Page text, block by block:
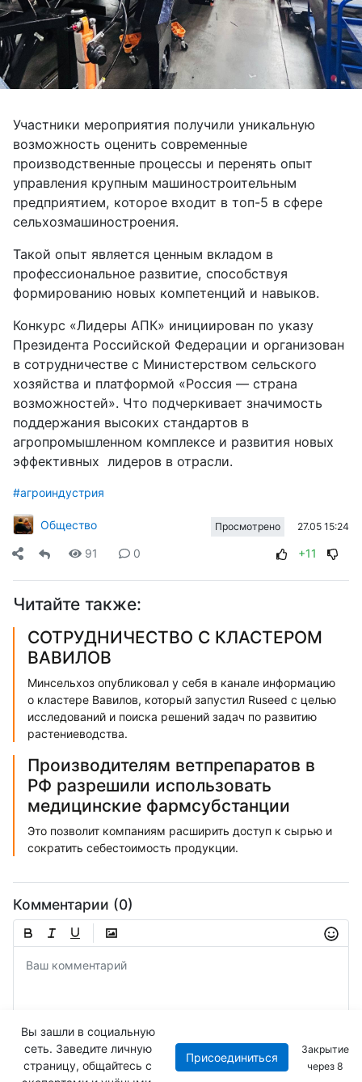
Участники мероприятия получили уникальную
возможность оценить современные
производственные процессы и перенять опыт
управления крупным машиностроительным
предприятием, которое входит в топ-5 в сфере
сельхозмашиностроения.
Такой опыт является ценным вкладом в
профессиональное развитие, способствуя
формированию новых компетенций и навыков.
Конкурс «Лидеры АПК» инициирован по указу
Президента Российской Федерации и организован
в сотрудничестве с Министерством сельского
хозяйства и платформой «Россия — страна
возможностей». Что подчеркивает значимость
поддержания высоких стандартов в
агропромышленном комплексе и развития новых
эффективных лидеров в отрасли.
#агроиндустрия
Общество Просмотрено 27.05 15:24
91 0 +11
Читайте также:
СОТРУДНИЧЕСТВО С КЛАСТЕРОМ
ВАВИЛОВ
Минсельхоз опубликовал у себя в канале информацию
о кластере Вавилов, который запустил Ruseed с целью
исследований и поиска решений задач по развитию
растениеводства.
Производителям ветпрепаратов в
РФ разрешили использовать
медицинские фармсубстанции
Это позволит компаниям расширить доступ к сырью и
сократить себестоимость продукции.
Комментарии (0)
Отправить
Вы зашли в социальную
сеть. Заведите личную
страницу, общайтесь с
Присоединиться
Закрытие
через7